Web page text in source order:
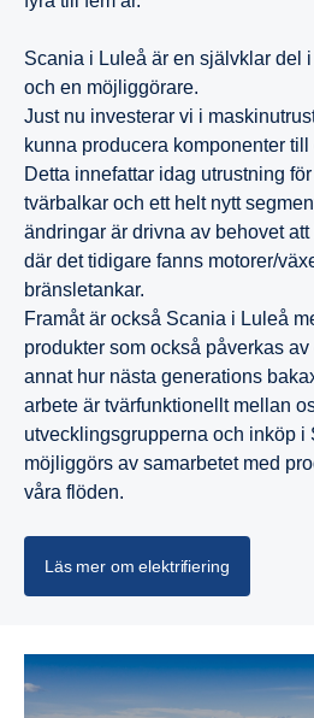
Scania i Luleå är en självklar del
och en möjliggörare.
Just nu investerar vi i
kunna producera komponenter
Detta innefattar idag utrustning
tvärbalkar och ett helt nytt
ändringar är drivna av behovet
där det tidigare fanns motorer/
bränsletankar.
Framåt är också Scania i Luleå
produkter som också påverkas
annat hur nästa generations
arbete är tvärfunktionellt mellan
utvecklingsgrupperna och inköp i
möjliggörs av samarbetet med
våra flöden.
Läs mer om elektrifiering